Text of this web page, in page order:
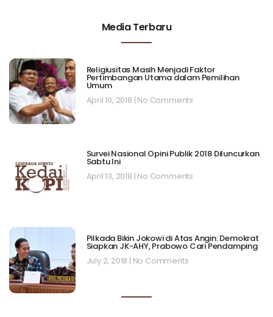
Media Terbaru
Religiusitas Masih Menjadi Faktor
Pertimbangan Utama dalam Pemilihan
Umum
April 10, 2018 No Comments
Survei Nasional Opini Publik 2018 Diluncurkan
Sabtu Ini
April 13, 2018 No Comments
Pilkada Bikin Jokowi di Atas Angin: Demokrat
Siapkan JK-AHY, Prabowo Cari Pendamping
July 2, 2018 No Comments